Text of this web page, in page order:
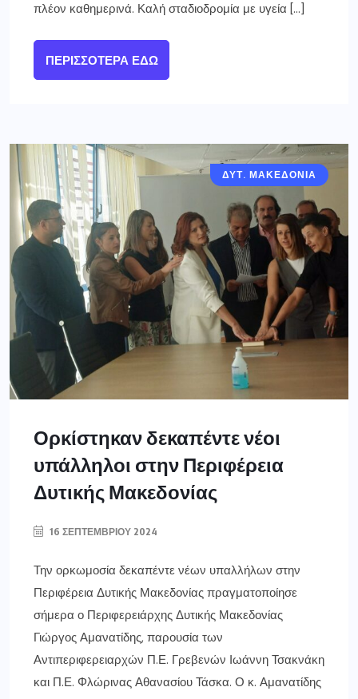
πλέον καθημερινά. Καλή σταδιοδρομία με υγεία […]
ΠΕΡΙΣΣΌΤΕΡΑ ΕΔΏ
ΔΥΤ. ΜΑΚΕΔΟΝΙΑ
Ορκίστηκαν δεκαπέντε νέοι
υπάλληλοι στην Περιφέρεια
Δυτικής Μακεδονίας
16 ΣΕΠΤΕΜΒΡΊΟΥ 2024
Την ορκωμοσία δεκαπέντε νέων υπαλλήλων στην
Περιφέρεια Δυτικής Μακεδονίας πραγματοποίησε
σήμερα ο Περιφερειάρχης Δυτικής Μακεδονίας
Γιώργος Αμανατίδης, παρουσία των
Αντιπεριφερειαρχών Π.Ε. Γρεβενών Ιωάννη Τσακνάκη
και Π.Ε. Φλώρινας Αθανασίου Τάσκα. Ο κ. Αμανατίδης